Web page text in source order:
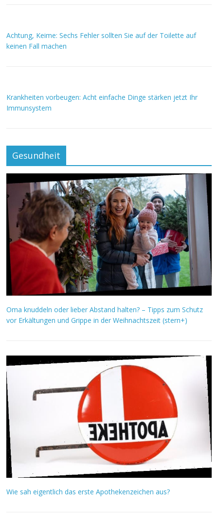
Achtung, Keime: Sechs Fehler sollten Sie auf der Toilette auf
keinen Fall machen
Krankheiten vorbeugen: Acht einfache Dinge stärken jetzt Ihr
Immunsystem
Gesundheit
Oma knuddeln oder lieber Abstand halten? – Tipps zum Schutz
vor Erkältungen und Grippe in der Weihnachtszeit (stern+)
Wie sah eigentlich das erste Apothekenzeichen aus?